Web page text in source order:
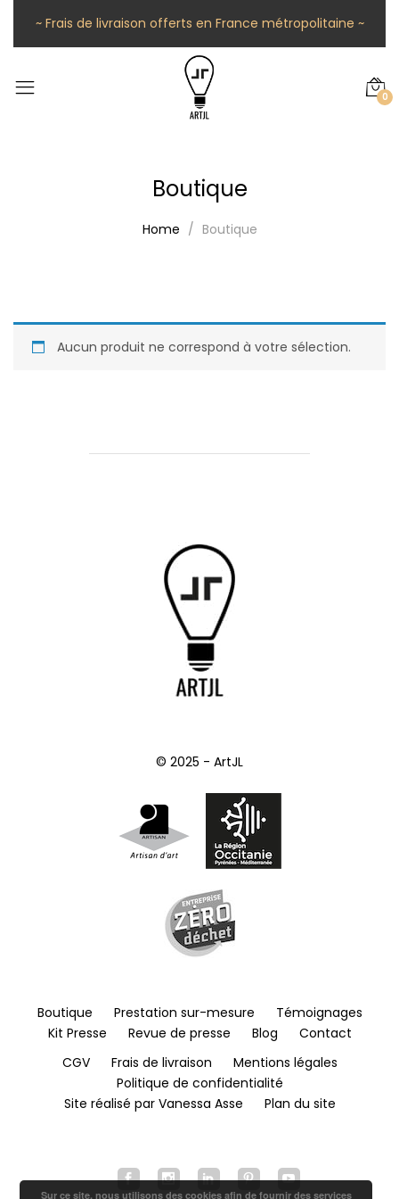
~ Frais de livraison offerts en France métropolitaine ~
0
Boutique
Home Boutique
Aucun produit ne correspond à votre sélection.
© 2025 - ArtJL
Boutique Prestation sur-mesure
Témoignages
Kit Presse
Revue de presse Blog
Contact
CGV
Frais de livraison
Mentions légales
Politique de confidentialité
Site réalisé par Vanessa Asse
Plan du site
Sur ce site, nous utilisons des cookies afin de fournir des services